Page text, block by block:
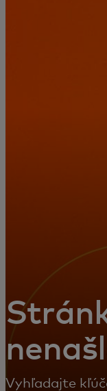
Pre
Novinky
Vyhľadajte